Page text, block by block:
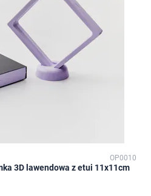
OP0010
3D lawendowa z etui 11x11cm